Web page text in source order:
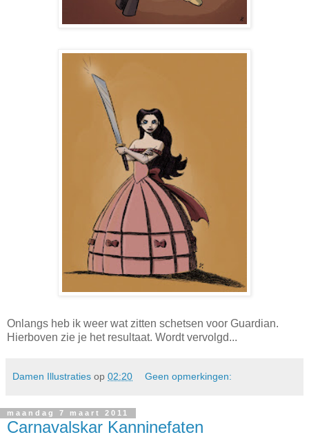
Onlangs heb ik weer wat zitten schetsen voor Guardian.
Hierboven zie je het resultaat. Wordt vervolgd...
Damen Illustraties op 02:20 Geen opmerkingen:
maandag 7 maart 2011
Carnavalskar Kanninefaten